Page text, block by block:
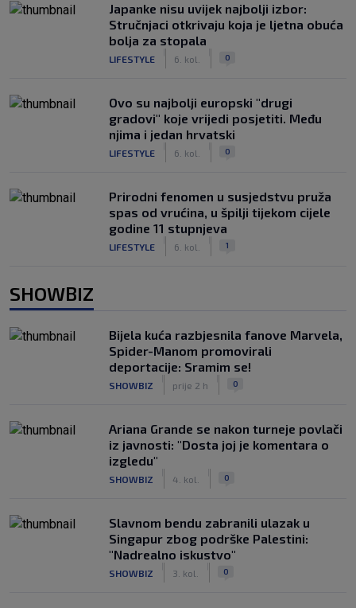
Japanke nisu uvijek najbolji izbor:
Stručnjaci otkrivaju koja je ljetna obuća
bolja za stopala
LIFESTYLE 6. kol. 0
Ovo su najbolji europski "drugi
gradovi" koje vrijedi posjetiti. Među
njima i jedan hrvatski
LIFESTYLE 6. kol. 0
Prirodni fenomen u susjedstvu pruža
spas od vrućina, u špilji tijekom cijele
godine 11 stupnjeva
LIFESTYLE 6. kol. 1
SHOWBIZ
Bijela kuća razbjesnila fanove Marvela,
Spider-Manom promovirali
deportacije: Sramim se!
SHOWBIZ prije 2 h 0
Ariana Grande se nakon turneje povlači
iz javnosti: "Dosta joj je komentara o
izgledu"
SHOWBIZ 4. kol. 0
Slavnom bendu zabranili ulazak u
Singapur zbog podrške Palestini:
"Nadrealno iskustvo"
SHOWBIZ 3. kol. 0